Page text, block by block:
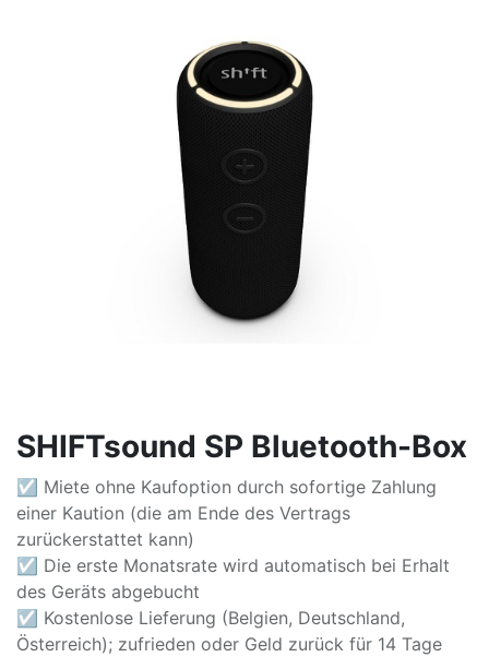
SHIFTsound SP Bluetooth-Box
☑ Miete ohne Kaufoption durch sofortige Zahlung
einer Kaution (die am Ende des Vertrags
zurückerstattet kann)
☑ Die erste Monatsrate wird automatisch bei Erhalt
des Geräts abgebucht
☑ Kostenlose Lieferung (Belgien, Deutschland,
Österreich); zufrieden oder Geld zurück für 14 Tage